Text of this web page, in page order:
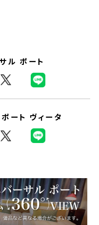
ル ポート
ート ヴィータ